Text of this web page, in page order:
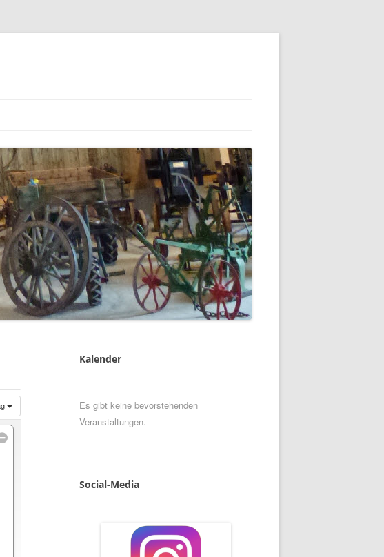
Kalender
Es gibt keine bevorstehenden
Veranstaltungen.
Social-Media